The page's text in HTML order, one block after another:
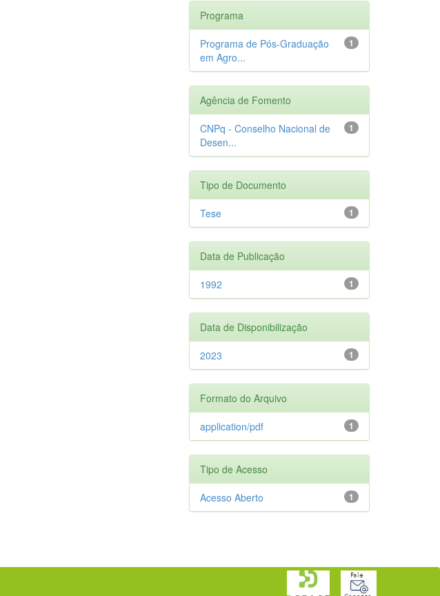
Programa
1
Programa de Pós-Graduação
em Agro...
Agência de Fomento
1
CNPq - Conselho Nacional de
Desen...
Tipo de Documento
1
Tese
Data de Publicação
1
1992
Data de Disponibilização
1
2023
Formato do Arquivo
1
application/pdf
Tipo de Acesso
1
Acesso Aberto